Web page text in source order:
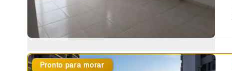
Pronto para morar